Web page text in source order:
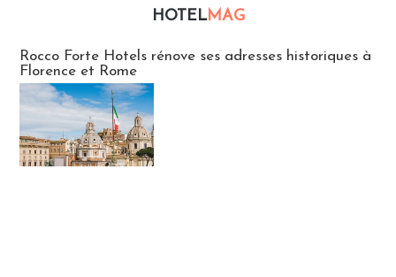
HOTELMAG
Rocco Forte Hotels rénove ses adresses historiques à
Florence et Rome